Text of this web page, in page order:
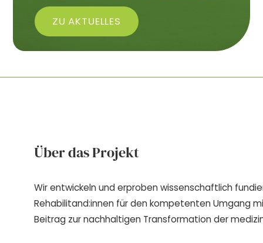
ZU AKTUELLES
Über das Projekt
Wir entwickeln und erproben wissenschaftlich
Rehabilitand:innen für den kompetenten Umgang
Beitrag zur nachhaltigen Transformation der